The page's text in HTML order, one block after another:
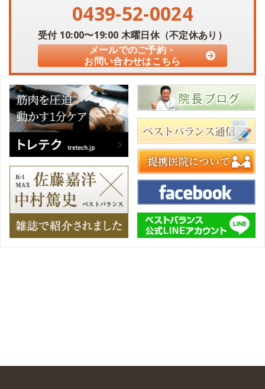
0439-52-0024
受付 10:00〜19:00 木曜日休（不定休あり）
メールでのご予約・
お問い合わせはこちら